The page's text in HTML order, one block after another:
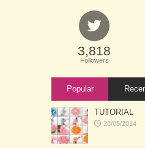
3,818
Followers
Popular
TUTORIAL
28/05/2014